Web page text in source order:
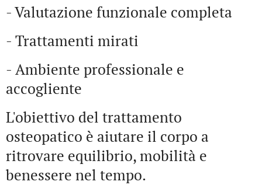
- Valutazione funzionale completa
- Trattamenti mirati
- Ambiente professionale e
accogliente
L'obiettivo del trattamento
osteopatico è aiutare il corpo a
ritrovare equilibrio, mobilità e
benessere nel tempo.